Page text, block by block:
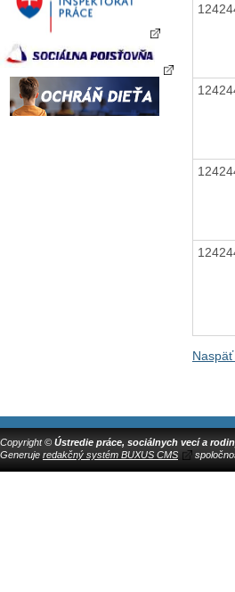
Copyright © Ústredie práce, sociálnych vecí a
Generuje redakčný systém BUXUS CMS